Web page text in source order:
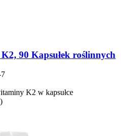
90 Kapsułek roślinnych
K2 w kapsułce